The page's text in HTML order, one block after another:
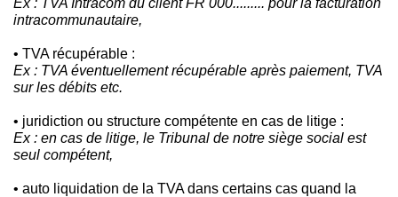
Ex : TVA Intracom du client FR 000......... pour la facturation
intracommunautaire,
• TVA récupérable :
Ex : TVA éventuellement récupérable après paiement, TVA
sur les débits etc.
• juridiction ou structure compétente en cas de litige :
Ex : en cas de litige, le Tribunal de notre siège social est
seul compétent,
• auto liquidation de la TVA dans certains cas quand la